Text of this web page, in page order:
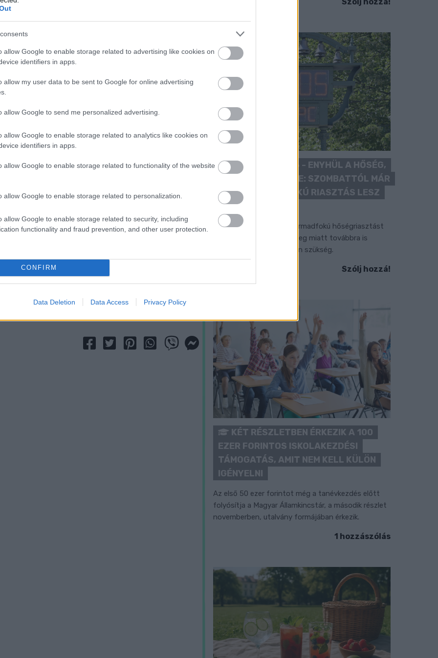
allow Google to enable storage related to advertising like cookies on
identifiers in apps.
allow my user data to be sent to Google for online advertising
allow Google to send me personalized advertising.
allow Google to enable storage related to analytics like cookies on
identifiers in apps.
allow Google to enable storage related to functionality of the website
allow Google to enable storage related to personalization.
allow Google to enable storage related to security, including
functionality and fraud prevention, and other user protection.
CONFIRM
Data Deletion Data Access Privacy Policy
mert nagyon-nagyon sok rossz
sok szakmai hibát követ el az Index,
a kormányoldalnak ártanak.
rákérdezett arra is, hogy a médiaügyek
jó, ha az Index nyolc cégben van”, vagyis
erre ezt válaszolta:
jó, hogy én elmondtam, hogy az a szerkezeti
ezelőtt, az az Index minőségére garancia
például arról, hogy honnan tudta, hogy
adott érdemi válaszokat. Rogán sem
Fekete-Szalóky Zoltán Dull Szabolcs
KÁNIKULA 2026 - ENYHÜL A HŐSÉG,
DE MÉG NINCS VÉGE: SZOMBATTÓL MÁR
“CSAK” MÁSODFOKÚ RIASZTÁS LESZ
ÉRVÉNYBEN
A július vége óta tartó harmadfokú hőségriasztást
mérséklik, de a tartós meleg miatt továbbra is
fokozott óvatosságra van szükség.
Szólj hozzá!
KÉT RÉSZLETBEN ÉRKEZIK A 100
EZER FORINTOS ISKOLAKEZDÉSI
TÁMOGATÁS, AMIT NEM KELL KÜLÖN
IGÉNYELNI
Az első 50 ezer forintot még a tanévkezdés előtt
folyósítja a Magyar Államkincstár, a második részlet
novemberben, utalvány formájában érkezik.
1 hozzászólás